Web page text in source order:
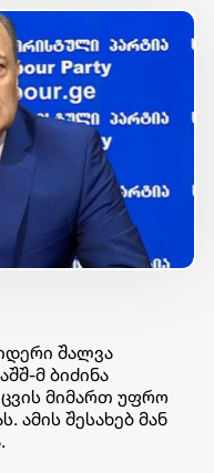
შალვა
მ ბიძინა
მიმართ უფრო
ამის შესახებ მან